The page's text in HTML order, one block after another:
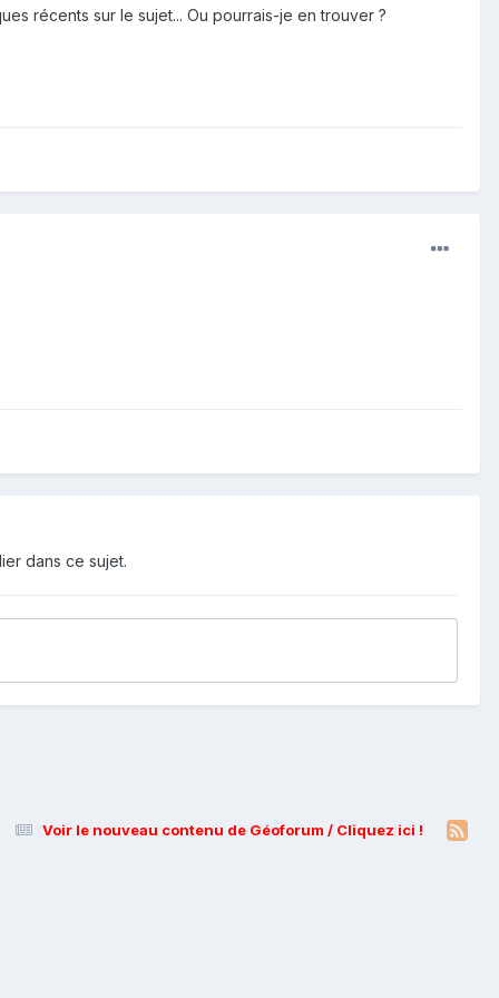
récents sur le sujet... Ou pourrais-je en trouver ?
dans ce sujet.
Voir le nouveau contenu de Géoforum / Cliquez ici !